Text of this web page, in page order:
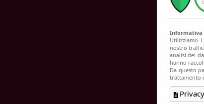
Informativa
Utilizziamo
nostro
analisi dei
hanno
Da questo
trattamento